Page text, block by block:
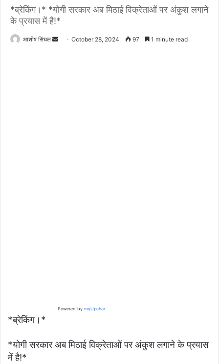
*ब्रेकिंग।* *योगी सरकार अब मिठाई विक्रेताओं पर अंकुश लगाने
के प्रयास में है!*
आशीष सिंघल
SendOctober 28, 2024 97 1 minute read
Powered bymyUpchar
*ब्रेकिंग।*
*योगी सरकार अब मिठाई विक्रेताओं पर अंकुश लगाने के प्रयास
में है!*